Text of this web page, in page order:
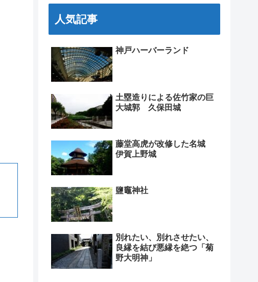
人気記事
神戸ハーバーランド
土塁造りによる佐竹家の巨
大城郭 久保田城
藤堂高虎が改修した名城
伊賀上野城
鹽竈神社
別れたい、別れさせたい、
良縁を結び悪縁を絶つ「菊
野大明神」